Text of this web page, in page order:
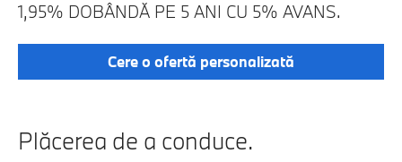
1,95% DOBÂNDĂ PE 5 ANI CU 5% AVANS.
Cere o ofertă personalizată
Plăcerea de a conduce.